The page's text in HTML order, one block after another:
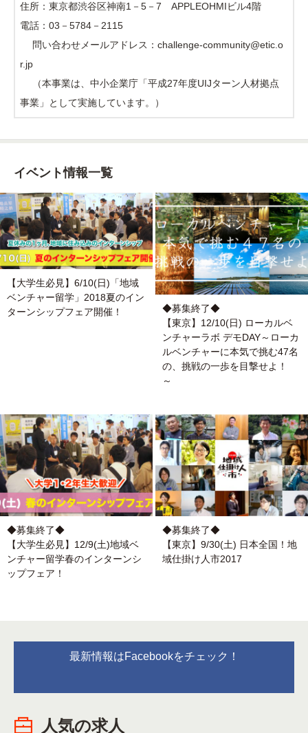
住所：東京都渋谷区神南1－5－7 APPLEOHMIビル4階
電話：03－5784－2115
問い合わせメールアドレス：challenge-community@etic.o
r.jp
（本事業は、中小企業庁「平成27年度UIJターン人材拠点
事業」として実施しています。）
イベント情報一覧
【大学生必見】6/10(日)「地域
ベンチャー留学」2018夏のイン
ターンシップフェア開催！
◆募集終了◆
【東京】12/10(日) ローカルベ
ンチャーラボ デモDAY～ローカ
ルベンチャーに本気で挑む47名
の、挑戦の一歩を目撃せよ！
～
◆募集終了◆
【大学生必見】12/9(土)地域ベ
ンチャー留学春のインターンシ
ップフェア！
◆募集終了◆
【東京】9/30(土) 日本全国！地
域仕掛け人市2017
最新情報はFacebookをチェック！
人気の求人